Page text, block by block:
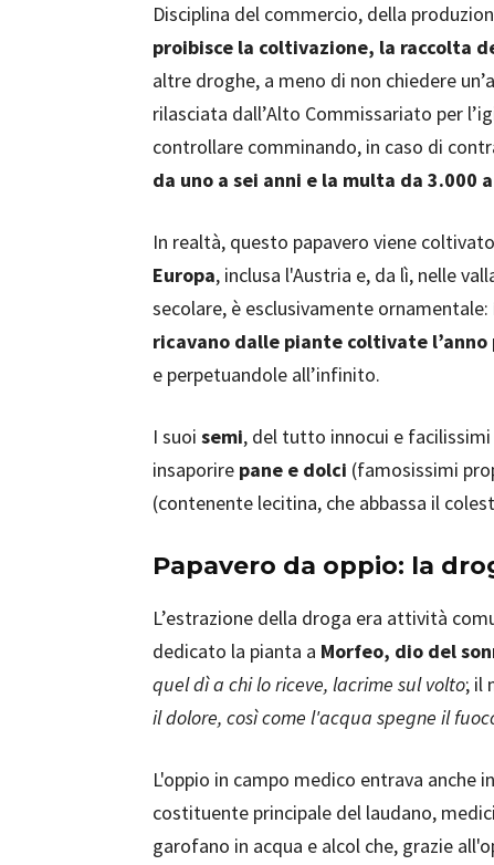
Disciplina del commercio, della
proibisce la coltivazione, la raccolta
altre droghe, a meno di non chiedere
rilasciata dall’Alto Commissariato per
controllare comminando, in caso di
da uno a sei anni e la multa da 3.000
In realtà, questo papavero viene
Europa, inclusa l'Austria e, da lì, nelle
secolare, è esclusivamente ornamentale:
ricavano dalle piante coltivate
e perpetuandole all’infinito.
I suoi semi, del tutto innocui e
insaporire pane e dolci (famosissimi
(contenente lecitina, che abbassa il
Papavero da oppio: la
L’estrazione della droga era attività
dedicato la pianta a Morfeo, dio del
quel dì a chi lo riceve, lacrime sul volto; il
il dolore, così come l'acqua spegne il
L'oppio in campo medico entrava anche
costituente principale del laudano,
garofano in acqua e alcol che, grazie